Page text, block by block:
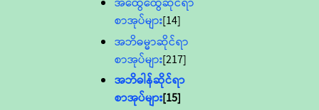
စာအုပ်များ[14]
အဘိဓမ္မာဆိုင်ရာ
စာအုပ်များ[217]
အဘိဓါန်ဆိုင်ရာ
စာအုပ်များ[15]